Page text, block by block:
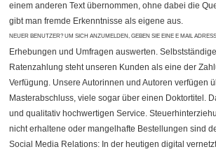
einem anderen Text übernommen, ohne dabei die
gibt man fremde Erkenntnisse als eigene aus.
NEUER BENUTZER? UM SICH ANZUMELDEN, GEBEN SIE EINE E MAIL
Erhebungen und Umfragen auswerten.
Ratenzahlung steht unseren Kunden als eine der
Verfügung. Unsere Autorinnen und Autoren verfügen
Masterabschluss, viele sogar über einen Doktortitel.
und qualitativ hochwertigen Service.
nicht erhaltene oder mangelhafte Bestellungen sind
Social Media Relations: In der heutigen digital